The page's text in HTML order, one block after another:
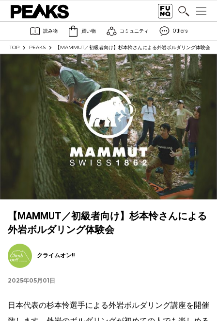
読み物 買い物 コミュニティ Others
TOP PEAKS 【MAMMUT／初級者向け】杉本怜さんによる外岩ボルダリング体験会
【MAMMUT／初級者向け】杉本怜さんによる
外岩ボルダリング体験会
クライムオン!!
2025年05月01日
日本代表の杉本怜選手による外岩ボルダリング講座を開催